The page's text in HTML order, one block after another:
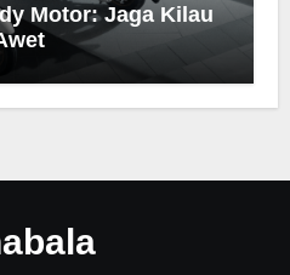
Motor: Jaga Kilau